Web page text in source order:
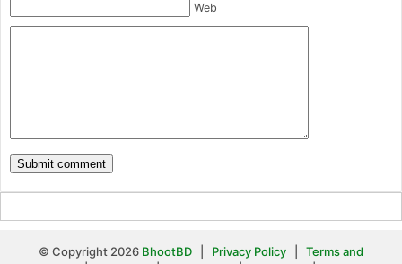
Web
© Copyright 2026 BhootBD Privacy Policy
Terms and